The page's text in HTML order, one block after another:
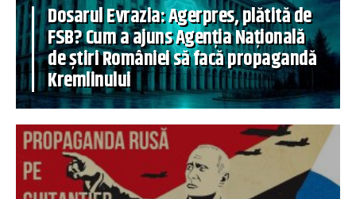
Dosarul Evrazia: Agerpres, plătită de
FSB? Cum a ajuns Agenția Națională
de știri României să facă propagandă
Kremlinului